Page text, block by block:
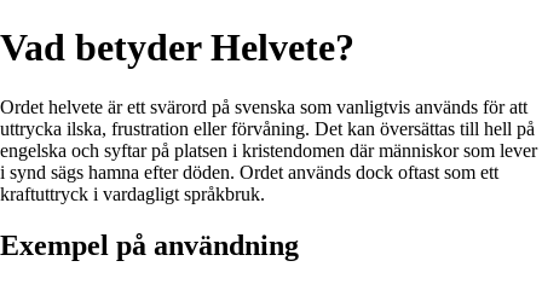
Vad betyder Helvete?
Ordet helvete är ett svärord på svenska som vanligtvis används för att
uttrycka ilska, frustration eller förvåning. Det kan översättas till hell på
engelska och syftar på platsen i kristendomen där människor som lever
i synd sägs hamna efter döden. Ordet används dock oftast som ett
kraftuttryck i vardagligt språkbruk.
Exempel på användning